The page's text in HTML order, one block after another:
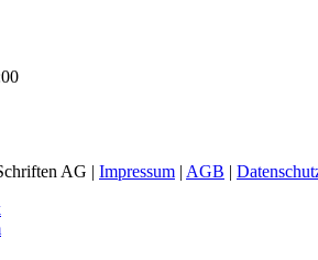
AG | Impressum | AGB |